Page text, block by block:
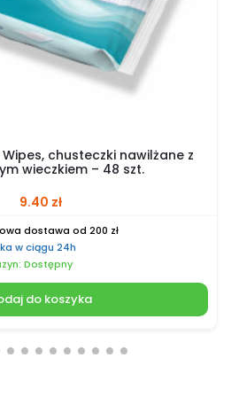
chusteczki nawilżane z
wieczkiem – 48 szt.
9.40 zł
dostawa od 200 zł
w ciągu 24h
Dostępny
do koszyka